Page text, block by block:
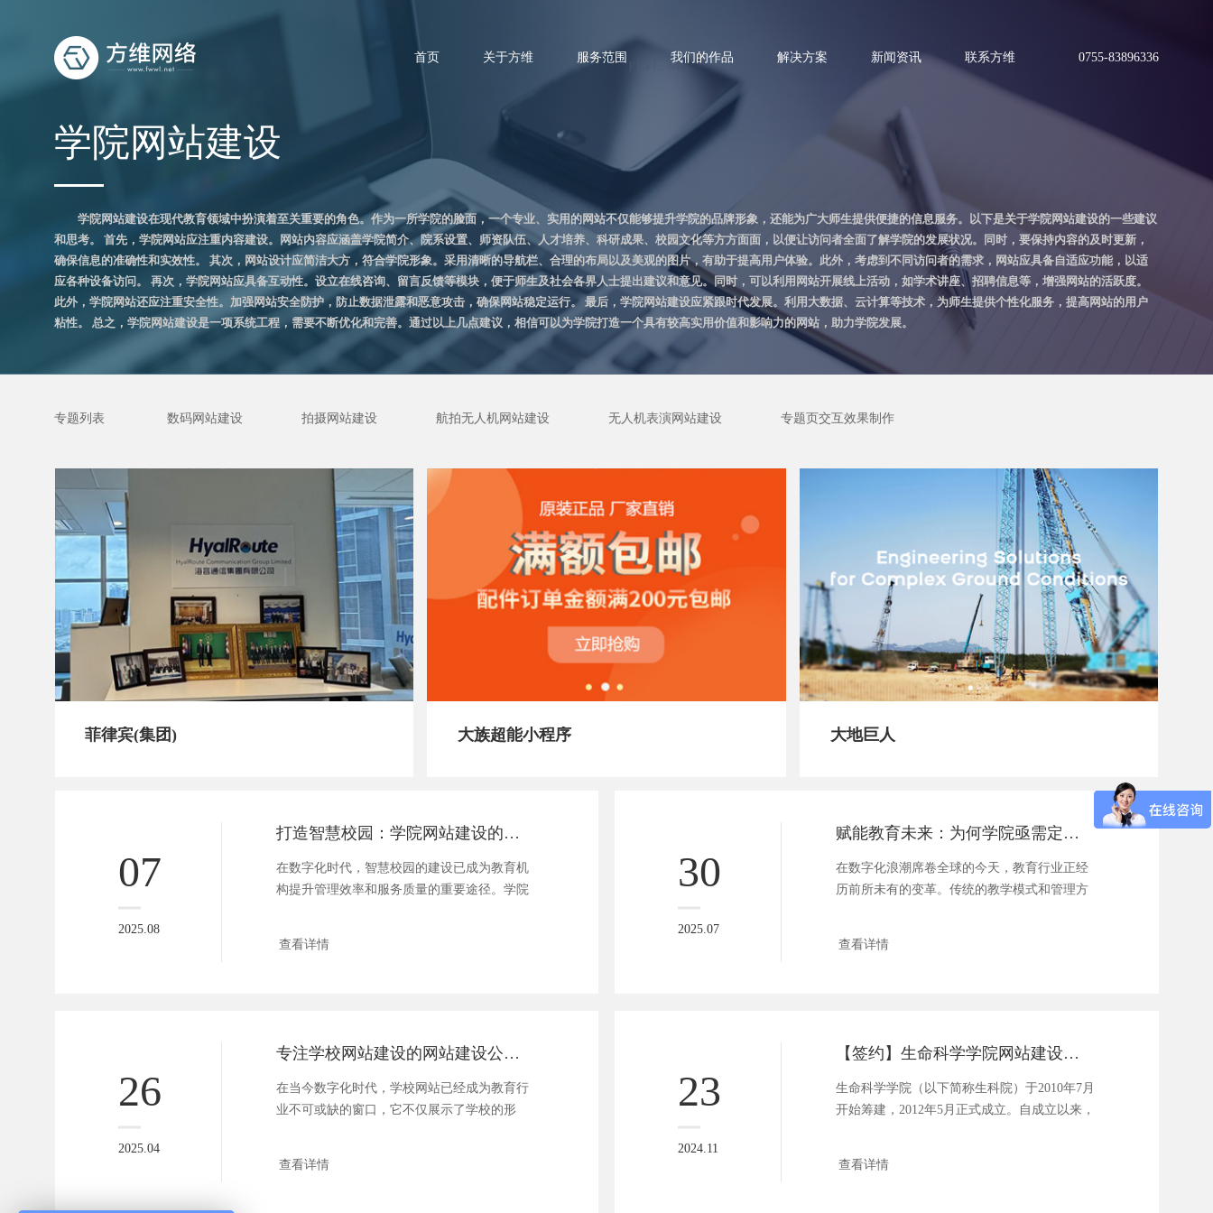
首页 关于方维 服务范围 我们的作品 解决方案 新闻资讯 联系方维 0755-83896336
学院网站建设
学院网站建设在现代教育领域中扮演着至关重要的角色。作为一所学院的脸面，一个专业、实用的网站不仅能够提升学院的品牌形象，还能为广大师生提供便捷的信息服务。以下是关于学院网站建设的一些建议
和思考。 首先，学院网站应注重内容建设。网站内容应涵盖学院简介、院系设置、师资队伍、人才培养、科研成果、校园文化等方方面面，以便让访问者全面了解学院的发展状况。同时，要保持内容的及时更新，
确保信息的准确性和实效性。 其次，网站设计应简洁大方，符合学院形象。采用清晰的导航栏、合理的布局以及美观的图片，有助于提高用户体验。此外，考虑到不同访问者的需求，网站应具备自适应功能，以适
应各种设备访问。 再次，学院网站应具备互动性。设立在线咨询、留言反馈等模块，便于师生及社会各界人士提出建议和意见。同时，可以利用网站开展线上活动，如学术讲座、招聘信息等，增强网站的活跃度。
此外，学院网站还应注重安全性。加强网站安全防护，防止数据泄露和恶意攻击，确保网站稳定运行。 最后，学院网站建设应紧跟时代发展。利用大数据、云计算等技术，为师生提供个性化服务，提高网站的用户
粘性。 总之，学院网站建设是一项系统工程，需要不断优化和完善。通过以上几点建议，相信可以为学院打造一个具有较高实用价值和影响力的网站，助力学院发展。
专题列表 数码网站建设 拍摄网站建设 航拍无人机网站建设 无人机表演网站建设 专题页交互效果制作
菲律宾(集团) 大族超能小程序 大地巨人
07
2025.08
打造智慧校园：学院网站建设的创新策略与用户体验优化
在数字化时代，智慧校园的建设已成为教育机
构提升管理效率和服务质量的重要途径。学院
网站设计将探讨学院网站建设的创新策略与用
查看详情
30
2025.07
赋能教育未来：为何学院亟需定制化网站建设之路？
在数字化浪潮席卷全球的今天，教育行业正经
历前所未有的变革。传统的教学模式和管理方
置，并为师生提供更高效的服务。定制化网站
查看详情
26
2025.04
专注学校网站建设的网站建设公司-方维网络
在当今数字化时代，学校网站已经成为教育行
业不可或缺的窗口，它不仅展示了学校的形
网站建设公司，致力于为各类学校提供专业、
查看详情
23
2024.11
【签约】生命科学学院网站建设项目
生命科学学院（以下简称生科院）于2010年7月
开始筹建，2012年5月正式成立。自成立以来，
力量不断加强，拥有本科、硕士和博士在内的
查看详情